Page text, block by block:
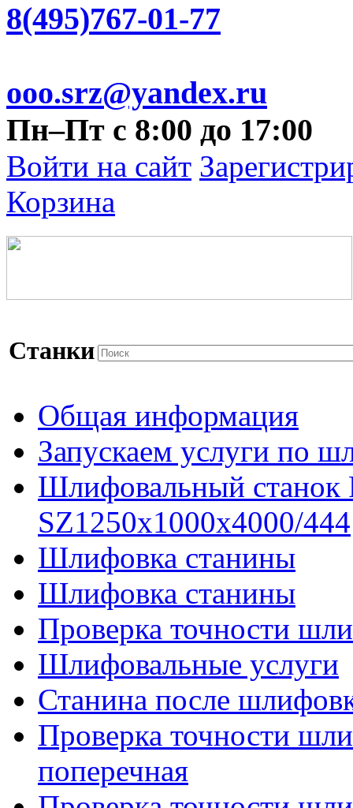
8(495)767-01-77
ooo.srz@yandex.ru
Пн–Пт с 8:00 до 17:00
Войти на сайт
Корзина
Станки
Общая информация
Запускаем услуги по
Шлифовальный
SZ1250x1000x4000/444
Шлифовка станины
Шлифовка станины
Проверка точности
Шлифовальные услуги
Станина после
Проверка точности
поперечная